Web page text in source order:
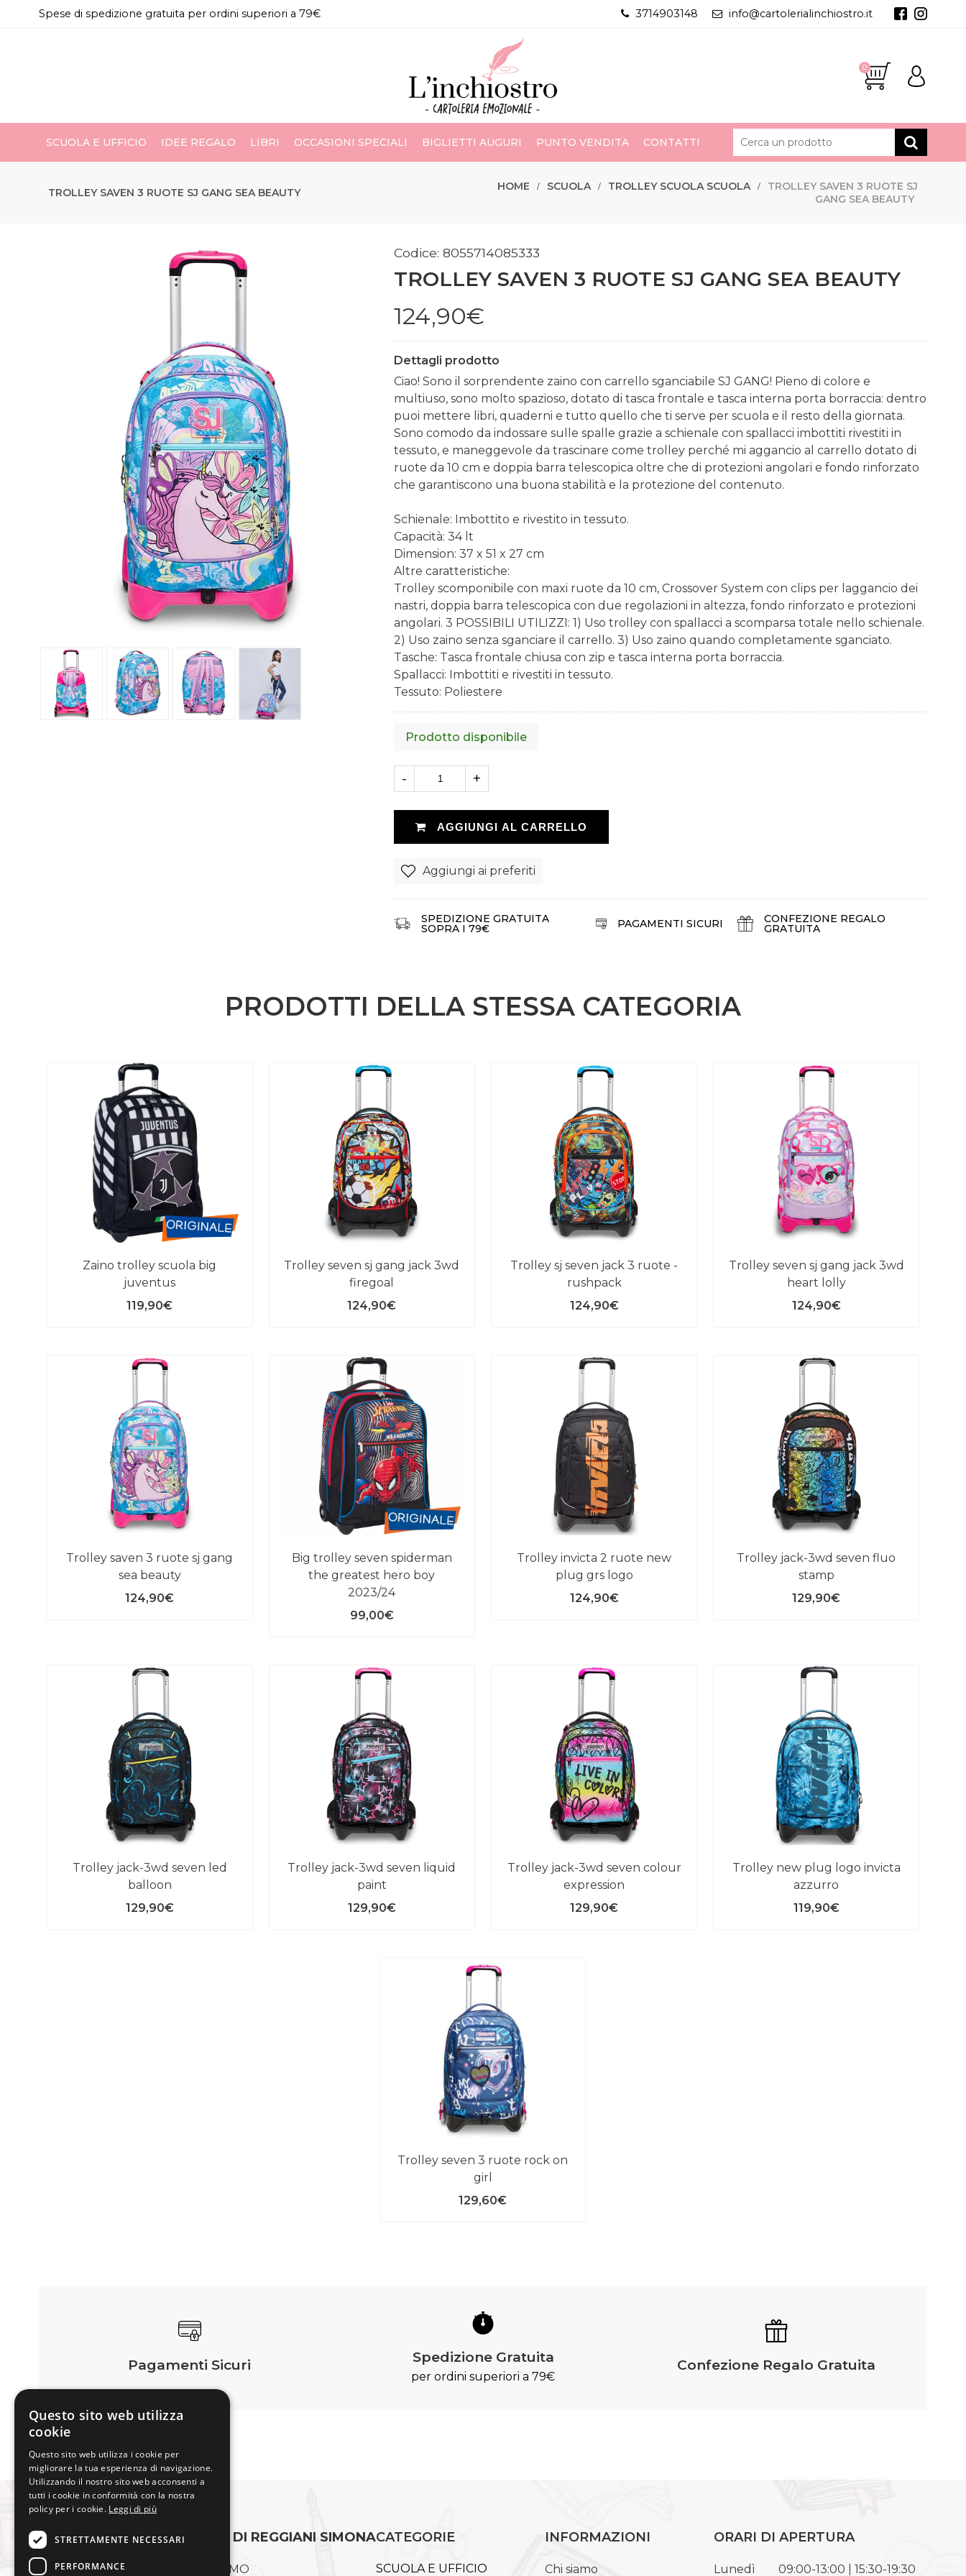
Spese di spedizione gratuita per ordini superiori a 79€ 3714903148 info@cartolerialinchiostro.it
0
SCUOLA E UFFICIO IDEE REGALO LIBRI OCCASIONI SPECIALI BIGLIETTI AUGURI PUNTO VENDITA CONTATTI
TROLLEY SAVEN 3 RUOTE SJ GANG SEA BEAUTY HOME SCUOLA TROLLEY SCUOLA SCUOLA
TROLLEY SAVEN 3 RUOTE SJ
GANG SEA BEAUTY
Codice: 8055714085333
TROLLEY SAVEN 3 RUOTE SJ GANG SEA BEAUTY
124,90€
Dettagli prodotto
Ciao! Sono il sorprendente zaino con carrello sganciabile SJ GANG! Pieno di colore e
multiuso, sono molto spazioso, dotato di tasca frontale e tasca interna porta borraccia: dentro
puoi mettere libri, quaderni e tutto quello che ti serve per scuola e il resto della giornata.
Sono comodo da indossare sulle spalle grazie a schienale con spallacci imbottiti rivestiti in
tessuto, e maneggevole da trascinare come trolley perché mi aggancio al carrello dotato di
ruote da 10 cm e doppia barra telescopica oltre che di protezioni angolari e fondo rinforzato
che garantiscono una buona stabilità e la protezione del contenuto.
Schienale: Imbottito e rivestito in tessuto.
Capacità: 34 lt
Dimension: 37 x 51 x 27 cm
Altre caratteristiche:
Trolley scomponibile con maxi ruote da 10 cm, Crossover System con clips per laggancio dei
nastri, doppia barra telescopica con due regolazioni in altezza, fondo rinforzato e protezioni
angolari. 3 POSSIBILI UTILIZZI: 1) Uso trolley con spallacci a scomparsa totale nello schienale.
2) Uso zaino senza sganciare il carrello. 3) Uso zaino quando completamente sganciato.
Tasche: Tasca frontale chiusa con zip e tasca interna porta borraccia.
Spallacci: Imbottiti e rivestiti in tessuto.
Tessuto: Poliestere
Prodotto disponibile
- +
AGGIUNGI AL CARRELLO
Aggiungi ai preferiti
SPEDIZIONE GRATUITA
SOPRA I 79€ PAGAMENTI SICURI CONFEZIONE REGALO
GRATUITA
PRODOTTI DELLA STESSA CATEGORIA
zaino trolley scuola big
juventus
119,90€
trolley seven sj gang jack 3wd
firegoal
124,90€
trolley sj seven jack 3 ruote -
rushpack
124,90€
trolley seven sj gang jack 3wd
heart lolly
124,90€
trolley saven 3 ruote sj gang
sea beauty
124,90€
big trolley seven spiderman
the greatest hero boy
2023/24
99,00€
trolley invicta 2 ruote new
plug grs logo
124,90€
trolley jack-3wd seven fluo
stamp
129,90€
trolley jack-3wd seven led
balloon
129,90€
trolley jack-3wd seven liquid
paint
129,90€
trolley jack-3wd seven colour
expression
129,90€
trolley new plug logo invicta
azzurro
119,90€
trolley seven 3 ruote rock on
girl
129,60€
Pagamenti Sicuri Spedizione Gratuita
per ordini superiori a 79€
Confezione Regalo Gratuita
CARTOLERIA L'INCHIOSTRO DI REGGIANI SIMONA
Via Ugo la Malfa, 1, 41012 Carpi MO
CATEGORIE
SCUOLA E UFFICIO
INFORMAZIONI
Chi siamo
ORARI DI APERTURA
Lunedì 09:00-13:00 | 15:30-19:30
Questo sito web utilizza
cookie
Questo sito web utilizza i cookie per
migliorare la tua esperienza di navigazione.
Utilizzando il nostro sito web acconsenti a
tutti i cookie in conformità con la nostra
policy per i cookie. Leggi di più
STRETTAMENTE NECESSARI
PERFORMANCE